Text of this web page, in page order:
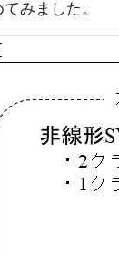
みました。